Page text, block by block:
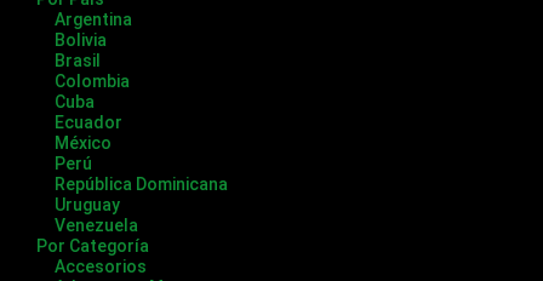
Argentina
Bolivia
Brasil
Colombia
Cuba
Ecuador
México
Perú
República Dominicana
Uruguay
Venezuela
Por Categoría
Accesorios